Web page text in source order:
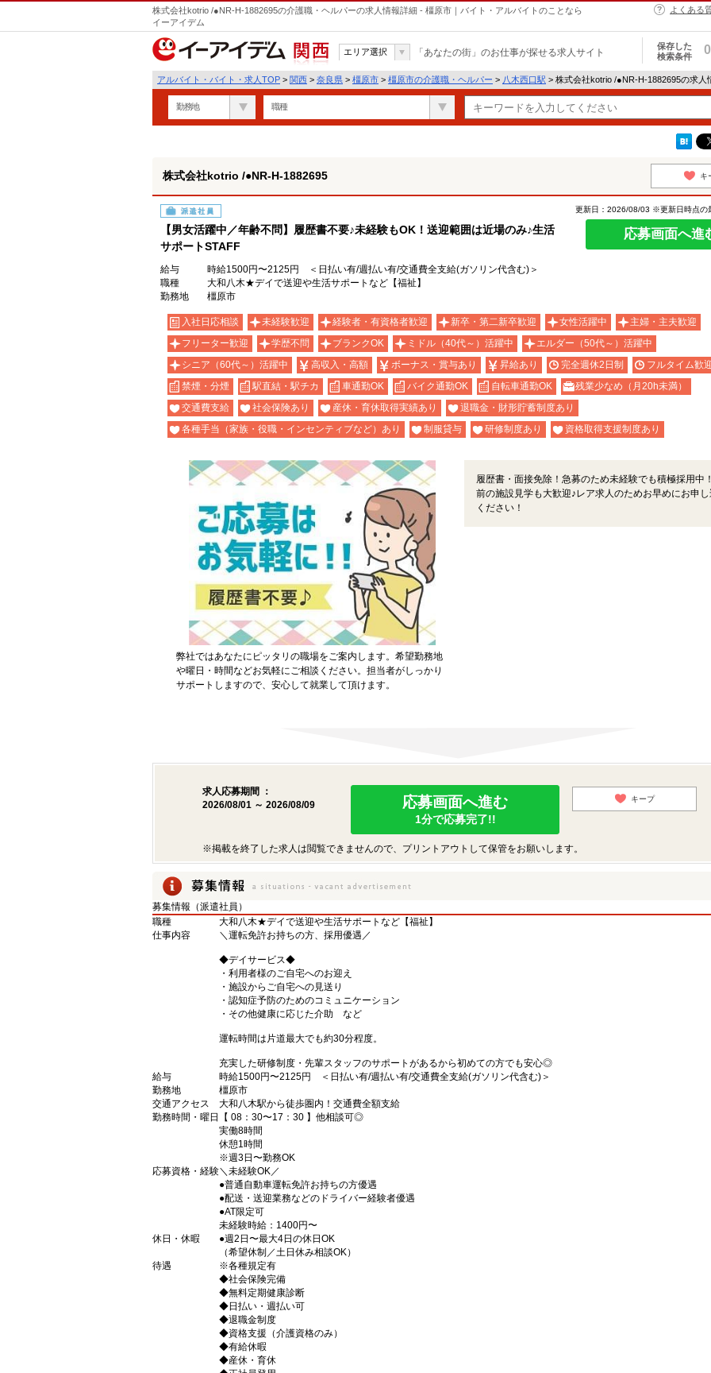
株式会社kotrio /●NR-H-1882695の介護職・ヘルパーの求人情報詳細 - 橿原市｜バイト・アルバイトのことなら
イーアイデム
よくある
関西
エリア選択 「あなたの街」のお仕事が探せる求人サイト
保存した
検索条件
0
アルバイト・バイト・求人TOP > 関西 > 奈良県 > 橿原市 > 橿原市の介護職・ヘルパー > 八木西口駅 > 株式会社kotrio /●NR-H-1882695の求人
勤務地 職種
株式会社kotrio /●NR-H-1882695 キ
派遣社員
【男女活躍中／年齢不問】履歴書不要♪未経験もOK！送迎範囲は近場のみ♪生活
サポートSTAFF
更新日：2026/08/03 ※更新日時点の
応募画面へ進
給与
時給1500円〜2125円 ＜日払い有/週払い有/交通費全支給(ガソリン代含む)＞
職種
大和八木★デイで送迎や生活サポートなど【福祉】
勤務地
橿原市
入社日応相談 未経験歓迎 経験者・有資格者歓迎 新卒・第二新卒歓迎 女性活躍中
主婦・主夫歓迎
フリーター歓迎
学歴不問 ブランクOK ミドル（40代～）活躍中
エルダー（50代～）活躍中
シニア（60代～）活躍中
高収入・高額 ボーナス・賞与あり 昇給あり 完全週休2日制
フルタイム歓
禁煙・分煙
駅直結・駅チカ 車通勤OK バイク通勤OK 自転車通勤OK
残業少なめ（月20h未満）
交通費支給
社会保険あり 産休・育休取得実績あり
退職金・財形貯蓄制度あり
各種手当（家族・役職・インセンティブなど）あり
制服貸与 研修制度あり 資格取得支援制度あり
弊社ではあなたにピッタリの職場をご案内します。希望勤務地
や曜日・時間などお気軽にご相談ください。担当者がしっかり
サポートしますので、安心して就業して頂けます。
履歴書・面接免除！急募のため未経験でも積極採用中
前の施設見学も大歓迎♪レア求人のためお早めにお申し
ください！
求人応募期間 ：
2026/08/01 ～ 2026/08/09
応募画面へ進む
1分で応募完了!!
キープ
※掲載を終了した求人は閲覧できませんので、プリントアウトして保管をお願いします。
募集情報（派遣社員）
職種
大和八木★デイで送迎や生活サポートなど【福祉】
仕事内容
＼運転免許お持ちの方、採用優遇／
◆デイサービス◆
・利用者様のご自宅へのお迎え
・施設からご自宅への見送り
・認知症予防のためのコミュニケーション
・その他健康に応じた介助 など
運転時間は片道最大でも約30分程度。
充実した研修制度・先輩スタッフのサポートがあるから初めての方でも安心◎
給与
時給1500円〜2125円 ＜日払い有/週払い有/交通費全支給(ガソリン代含む)＞
勤務地
橿原市
交通アクセス
大和八木駅から徒歩圏内！交通費全額支給
勤務時間・曜日
【 08：30〜17：30 】他相談可◎
実働8時間
休憩1時間
※週3日〜勤務OK
応募資格・経験＼未経験OK／
●普通自動車運転免許お持ちの方優遇
●配送・送迎業務などのドライバー経験者優遇
●AT限定可
未経験時給：1400円〜
休日・休暇
●週2日〜最大4日の休日OK
（希望休制／土日休み相談OK）
待遇
※各種規定有
◆社会保険完備
◆無料定期健康診断
◆日払い・週払い可
◆退職金制度
◆資格支援（介護資格のみ）
◆有給休暇
◆産休・育休